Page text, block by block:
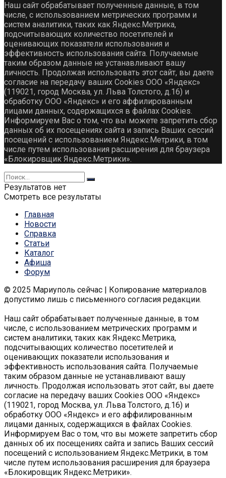
Наш сайт обрабатывает полученные данные, в том
числе, с использованием метрических программ и
систем аналитики, таких как Яндекс.Метрика,
подсчитывающих количество посетителей и
оценивающих показатели использования и
эффективность использования сайта. Получаемые
таким образом данные не устанавливают вашу
личность. Продолжая использовать этот сайт, вы даете
согласие на передачу ваших Cookies ООО «Яндекс»
(119021, город Москва, ул. Льва Толстого, д.16) и
обработку ООО «Яндекс» и его аффилированным
лицами данных, содержащихся в файлах Cookies.
Информируем Вас о том, что вы можете запретить сбор
данных об их посещениях сайта и запись Ваших сессий
посещений с использованием Яндекс.Метрики, в том
числе путем использования расширения для браузера
«Блокировщик Яндекс.Метрики».
Результатов нет
Смотреть все результаты
Главная
Новости
Справка
Статьи
Каталог
Афиша
Форум
© 2025 Мариуполь сейчас | Копирование материалов
допустимо лишь с письменного согласия редакции.
Наш сайт обрабатывает полученные данные, в том
числе, с использованием метрических программ и
систем аналитики, таких как Яндекс.Метрика,
подсчитывающих количество посетителей и
оценивающих показатели использования и
эффективность использования сайта. Получаемые
таким образом данные не устанавливают вашу
личность. Продолжая использовать этот сайт, вы даете
согласие на передачу ваших Cookies ООО «Яндекс»
(119021, город Москва, ул. Льва Толстого, д.16) и
обработку ООО «Яндекс» и его аффилированным
лицами данных, содержащихся в файлах Cookies.
Информируем Вас о том, что вы можете запретить сбор
данных об их посещениях сайта и запись Ваших сессий
посещений с использованием Яндекс.Метрики, в том
числе путем использования расширения для браузера
«Блокировщик Яндекс.Метрики».